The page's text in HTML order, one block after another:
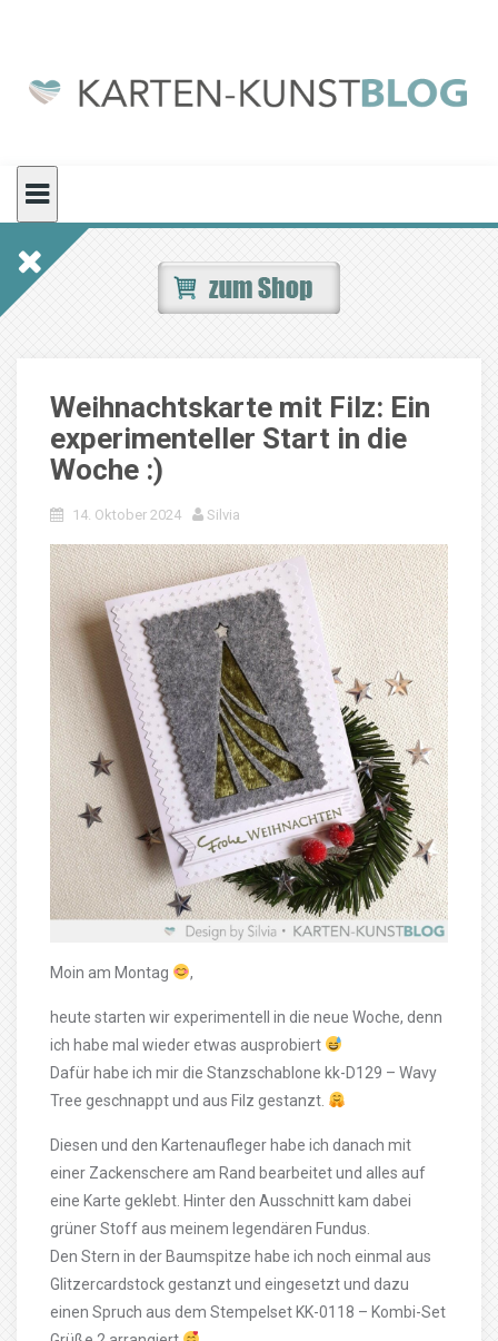
Weihnachtskarte mit Filz: Ein
experimenteller Start in die
Woche :)
14. Oktober 2024 Silvia
Moin am Montag ,
heute starten wir experimentell in die neue Woche, denn
ich habe mal wieder etwas ausprobiert
Dafür habe ich mir die Stanzschablone kk-D129 – Wavy
Tree geschnappt und aus Filz gestanzt.
Diesen und den Kartenaufleger habe ich danach mit
einer Zackenschere am Rand bearbeitet und alles auf
eine Karte geklebt. Hinter den Ausschnitt kam dabei
grüner Stoff aus meinem legendären Fundus.
Den Stern in der Baumspitze habe ich noch einmal aus
Glitzercardstock gestanzt und eingesetzt und dazu
einen Spruch aus dem Stempelset KK-0118 – Kombi-Set